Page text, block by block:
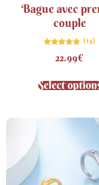
Bague avec
couple
4.79
sur 5
(14)
22.99€
Select